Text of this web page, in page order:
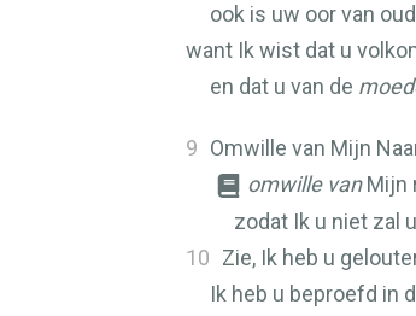
ook is uw oor van
want Ik wist dat u
en dat u van de
9 Omwille van Mijn
omwille vanMijn
zodat Ik u niet zal
10 Zie, Ik heb u
Ik heb u beproefd in